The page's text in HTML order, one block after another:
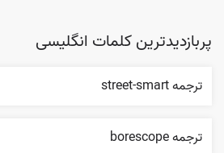
پربازدیدترین کلمات انگلیسی
ترجمه street-smart
ترجمه borescope